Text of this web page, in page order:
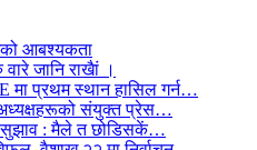
आबश्यकता
जानि राखैां ।
मा प्रथम स्थान हासिल गर्न…
संयुक्त प्रेस…
सुझाव : मैले त छोडिसकें…